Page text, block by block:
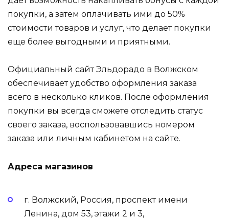
покупки, а затем оплачивать ими до 50%
стоимости товаров и услуг, что делает покупки
еще более выгодными и приятными.
Официальный сайт Эльдорадо в Волжском
обеспечивает удобство оформления заказа
всего в несколько кликов. После оформления
покупки вы всегда сможете отследить статус
своего заказа, воспользовавшись номером
заказа или личным кабинетом на сайте.
Адреса магазинов
г. Волжский, Россия, проспект имени
Ленина, дом 53, этажи 2 и 3,